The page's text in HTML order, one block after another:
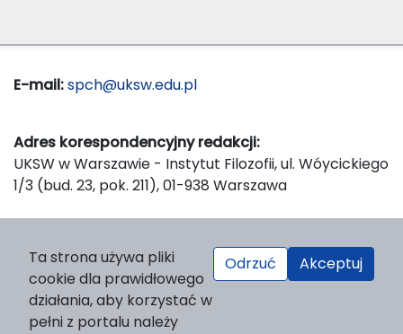
E-mail:spch@uksw.edu.pl
Adres korespondencyjny redakcji:
UKSW w Warszawie - Instytut Filozofii, ul. Wóycickiego
1/3 (bud. 23, pok. 211), 01-938 Warszawa
Wydawnictwo Naukowe UKSW, ul. Dewajtis 5, domek
nr 2, 01-815 Warszawa
Strona WWW Wydawnictwa
e-mail: wydawnictwo@uksw.edu.pl
Ta strona używa pliki
cookie dla prawidłowego
działania, aby korzystać w
pełni z portalu należy
Odrzuć Akceptuj